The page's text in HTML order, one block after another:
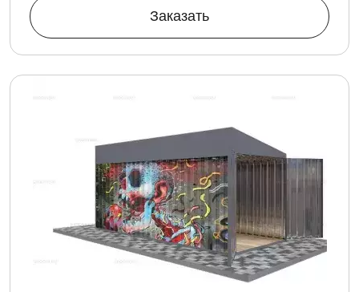
Заказать